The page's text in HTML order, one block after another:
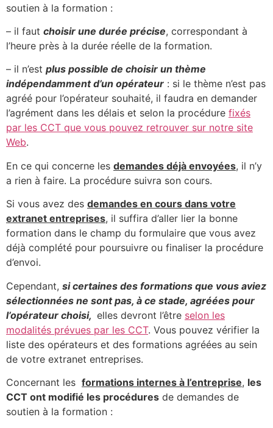
soutien à la formation :
– il faut choisir une durée précise, correspondant à
l’heure près à la durée réelle de la formation.
– il n’est plus possible de choisir un thème
indépendamment d’un opérateur : si le thème n’est pas
agréé pour l’opérateur souhaité, il faudra en demander
l’agrément dans les délais et selon la procédure fixés
par les CCT que vous pouvez retrouver sur notre site
Web.
En ce qui concerne les demandes déjà envoyées, il n’y
a rien à faire. La procédure suivra son cours.
Si vous avez des demandes en cours dans votre
extranet entreprises, il suffira d’aller lier la bonne
formation dans le champ du formulaire que vous avez
déjà complété pour poursuivre ou finaliser la procédure
d’envoi.
Cependant, si certaines des formations que vous aviez
sélectionnées ne sont pas, à ce stade, agréées pour
l’opérateur choisi, elles devront l’être selon les
modalités prévues par les CCT. Vous pouvez vérifier la
liste des opérateurs et des formations agréées au sein
de votre extranet entreprises.
Concernant les formations internes à l’entreprise, les
CCT ont modifié les procédures de demandes de
soutien à la formation :